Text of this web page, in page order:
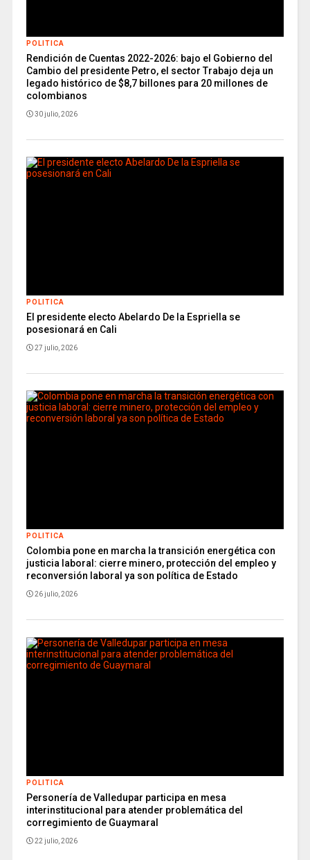
POLITICA
Rendición de Cuentas 2022-2026: bajo el Gobierno del
Cambio del presidente Petro, el sector Trabajo deja un
legado histórico de $8,7 billones para 20 millones de
colombianos
30 julio, 2026
POLITICA
El presidente electo Abelardo De la Espriella se
posesionará en Cali
27 julio, 2026
POLITICA
Colombia pone en marcha la transición energética con
justicia laboral: cierre minero, protección del empleo y
reconversión laboral ya son política de Estado
26 julio, 2026
POLITICA
Personería de Valledupar participa en mesa
interinstitucional para atender problemática del
corregimiento de Guaymaral
22 julio, 2026